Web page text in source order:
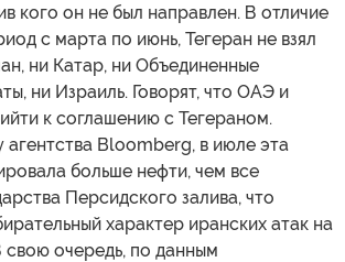
кого он не был направлен. В отличие
с марта по июнь, Тегеран не взял
ни Катар, ни Объединенные
ни Израиль. Говорят, что ОАЭ и
к соглашению с Тегераном.
агентства Bloomberg, в июле эта
больше нефти, чем все
Персидского залива, что
характер иранских атак на
свою очередь, по данным